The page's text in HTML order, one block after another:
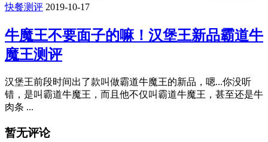
快餐测评 2019-10-17
牛魔王不要面子的嘛！汉堡王新品霸道牛
魔王测评
汉堡王前段时间出了款叫做霸道牛魔王的新品，嗯...你没听
错，是叫霸道牛魔王，而且他不仅叫霸道牛魔王，甚至还是牛
肉条 ...
暂无评论